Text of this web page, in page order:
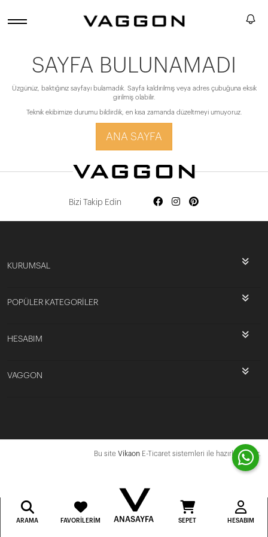
SAYFA BULUNAMADI
Üzgünüz, baktığınız sayfayı bulamadık. Sayfa kaldırılmış veya adres çubuğuna eksik
girilmiş olabilir.
Teknik ekibimize durumu bildirdik, en kısa zamanda düzeltmeyi umuyoruz.
ANA SAYFA
Bizi Takip Edin
KURUMSAL
POPÜLER KATEGORİLER
HESABIM
VAGGON
Bu site Vikaon E-Ticaret sistemleri ile hazırlanmıştır.
ARAMA FAVORILERIM ANASAYFA SEPET HESABIM